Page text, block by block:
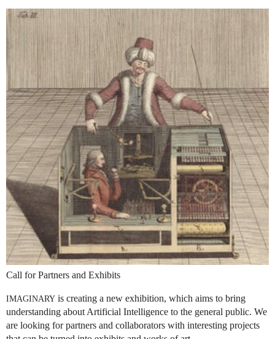
Call for Partners and Exhibits
IMAGINARY is creating a new exhibition, which aims to bring
understanding about Artificial Intelligence to the general public. We
are looking for partners and collaborators with interesting projects